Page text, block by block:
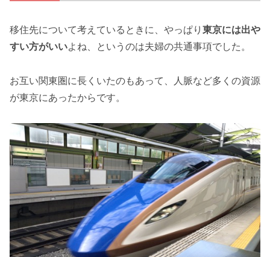
移住先について考えているときに、やっぱり 東京には出や
すい方がいいよね、というのは夫婦の共通事項でした。
お互い関東圏に長くいたのもあって、人脈など多くの資源
が東京にあったからです。